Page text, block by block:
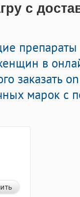
с
в
заказать
марок с